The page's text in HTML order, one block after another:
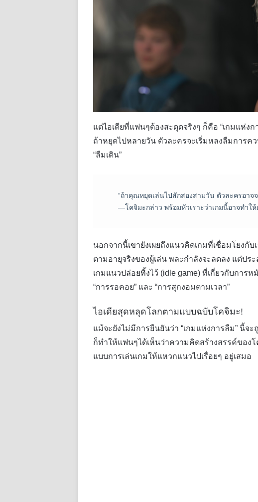
แต่ไอเดียที่แฟนๆต้องสะดุดจริงๆ ก็คือ “เกมแห่ง
ถ้าหยุดไปหลายวัน ตัวละครจะเริ่มหลงลืมการค
“ลืมเดิน”
“ถ้าคุณหยุดเล่นไปสักสองสามวัน ตัวละครอาจ
—โคจิมะกล่าว พร้อมหัวเราะว่าเกมนี้อาจทำให้
นอกจากนี้เขายังเผยถึงแนวคิดเกมที่เชื่อมโยงกั
ตามอายุจริงของผู้เล่น พละกำลังจะลดลง แต่ป
เกมแนวปล่อยทิ้งไว้ (idle game) ที่เกี่ยวกับกา
“การรอคอย” และ “การสุกงอมตามเวลา”
ไอเดียสุดหลุดโลกตามแบบฉบับโคจิมะ!
แม้จะยังไม่มีการยืนยันว่า “เกมแห่งการลืม” นี้
ก็ทำให้แฟนๆได้เห็นว่าความคิดสร้างสรรค์ของ
แบบการเล่นเกมให้แหวกแนวไปเรื่อยๆ อยู่เสมอ